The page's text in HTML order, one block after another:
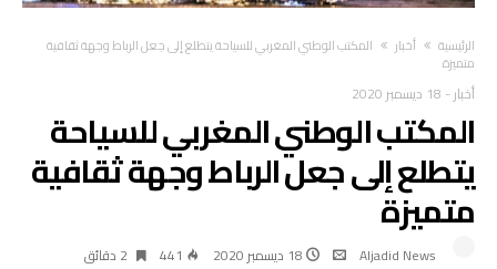
‫الرئيسية‬ أخبار
المكتب الوطني المغربي للسياحة يتطلع إلى جعل الرباط وجهة ثقافية
متميزة
أخبار- 18 ديسمبر 2020
المكتب الوطني المغربي للسياحة
يتطلع إلى جعل الرباط وجهة ثقافية
متميزة
Aljadid News 18 ديسمبر 2020 441 2 ‫دقائق‬